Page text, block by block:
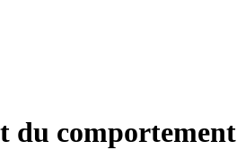
du comportement